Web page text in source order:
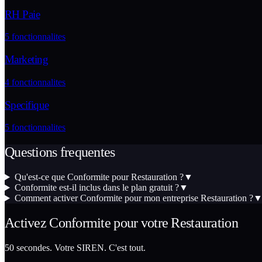
RH Paie
5 fonctionnalites
Marketing
4 fonctionnalites
Specifique
5 fonctionnalites
Questions frequentes
Qu'est-ce que Conformite pour Restauration ?▼
Conformite est-il inclus dans le plan gratuit ?▼
Comment activer Conformite pour mon entreprise Restauration ?▼
Activez Conformitepour votreRestauration
50 secondes. Votre SIREN. C'est tout.